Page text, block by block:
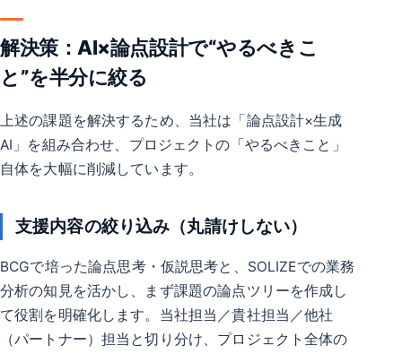
解決策：AI×論点設計で“やるべきこ
と”を半分に絞る
上述の課題を解決するため、当社は「論点設計×生成
AI」を組み合わせ、プロジェクトの「やるべきこと」
自体を大幅に削減しています。
支援内容の絞り込み（丸請けしない）
BCGで培った論点思考・仮説思考と、SOLIZEでの業務
分析の知見を活かし、まず課題の論点ツリーを作成し
て役割を明確化します。当社担当／貴社担当／他社
（パートナー）担当と切り分け、プロジェクト全体の